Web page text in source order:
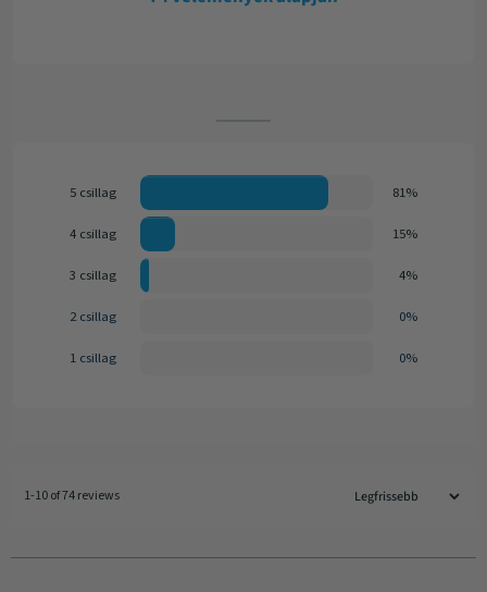
5 csillag 81%
4 csillag 15%
3 csillag 4%
2 csillag 0%
1 csillag 0%
1-10 of 74 reviews